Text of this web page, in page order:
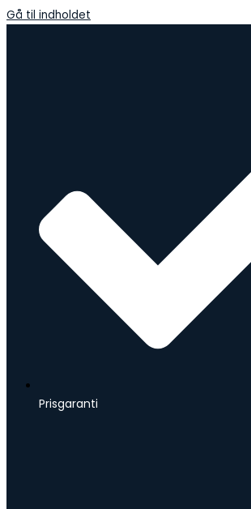
Gå til indholdet
Prisgaranti